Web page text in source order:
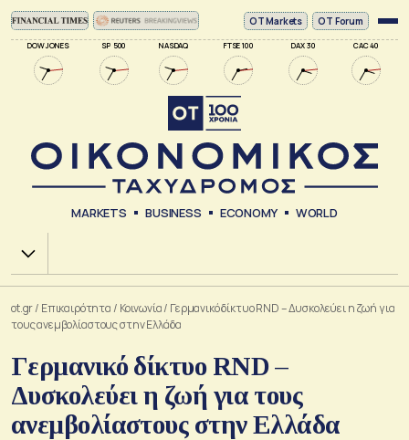
DOW JONES SP 500 NASDAQ FTSE 100 DAX 30 CAC 40
ΟΤ Markets OT Forum
MARKETS BUSINESS ECONOMY WORLD
Χ.Α.
ot.gr/ Επικαιρότητα / Κοινωνία/ Γερμανικό δίκτυο RND – Δυσκολεύει η ζωή για
τους ανεμβολίαστους στην Ελλάδα
Γερμανικό δίκτυο RND –
Δυσκολεύει η ζωή για τους
ανεμβολίαστους στην Ελλάδα